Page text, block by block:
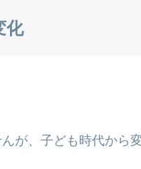
化
が、子ども時代から